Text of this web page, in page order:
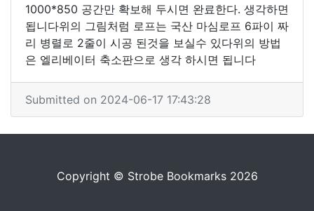
1000*850 공간만 확보해 두시면 완료한다. 생각하면
됩니다위의 그림처럼 로프는 국산 마심로프 6파이 짜
리 병렬로 2줄이 시공 된것을 보실수 있다위의 방법
은 엘리베이터 축소판으로 생각 하시면 됩니다
Submitted on 2024-06-17 17:43:28
Copyright © Strobe Bookmarks 2026